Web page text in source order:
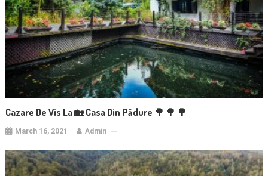
Cazare De Vis La 🏡 Casa Din Pădure 🌳 🌳 🌳
March 16, 2021 Admin